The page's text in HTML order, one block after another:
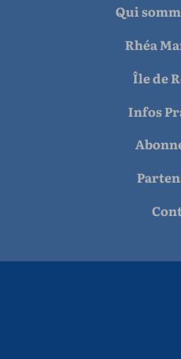
Qui
Rhéa
Île de
Infos